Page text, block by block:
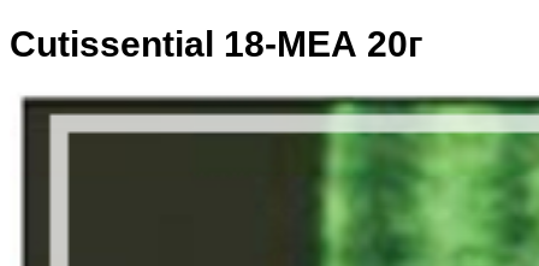
Cutissential 18-МЕА 20г